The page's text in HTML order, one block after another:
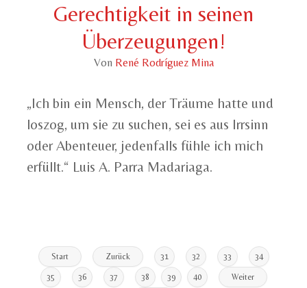
Gerechtigkeit in seinen
Überzeugungen!
Von René Rodríguez Mina
„Ich bin ein Mensch, der Träume hatte und
loszog, um sie zu suchen, sei es aus Irrsinn
oder Abenteuer, jedenfalls fühle ich mich
erfüllt.“ Luis A. Parra Madariaga.
Start Zurück 31 32 33 34
35 36 37 38 39 40 Weiter